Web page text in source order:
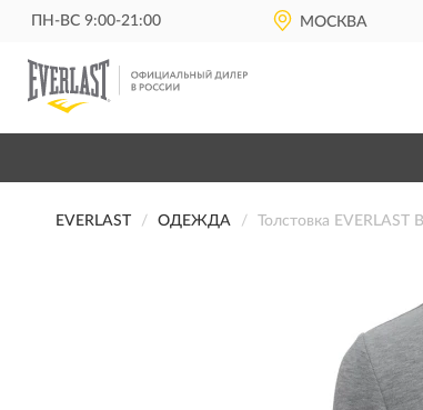
ПН-ВС 9:00-21:00 МОСКВА
EVERLAST ОДЕЖДА Толстовка EVERLAST